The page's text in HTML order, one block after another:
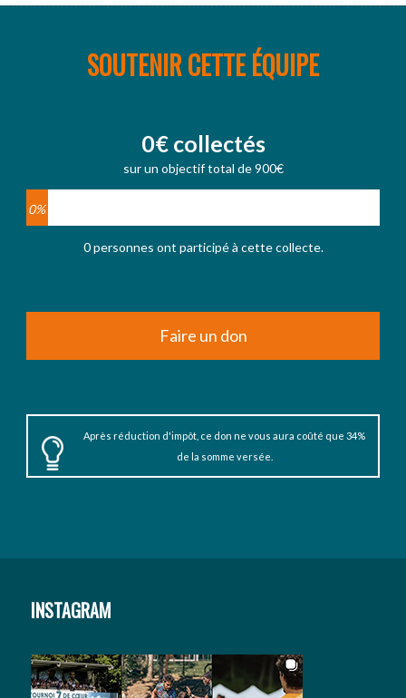
SOUTENIR CETTE ÉQUIPE
0€ collectés
sur un objectif total de 900€
0%
0 personnes ont participé à cette collecte.
Faire un don
Après réduction d'impôt, ce don ne vous aura coûté que 34%
de la somme versée.
INSTAGRAM